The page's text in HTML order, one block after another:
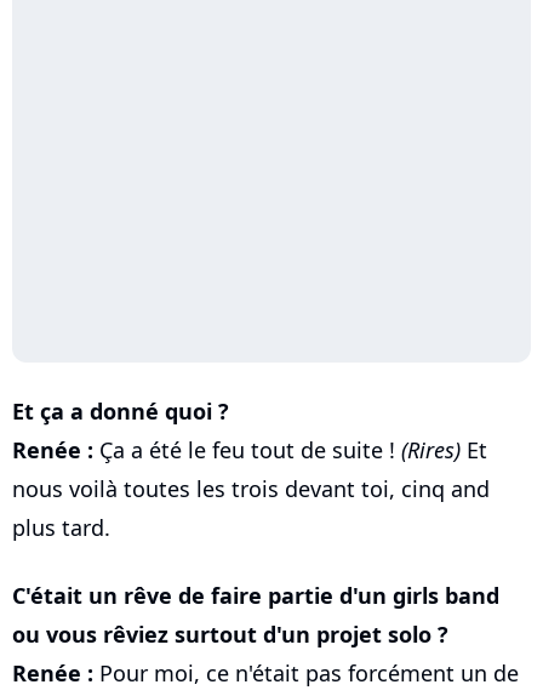
Et ça a donné quoi ?
Renée : Ça a été le feu tout de suite ! (Rires) Et
nous voilà toutes les trois devant toi, cinq and
plus tard.
C'était un rêve de faire partie d'un girls band
ou vous rêviez surtout d'un projet solo ?
Renée : Pour moi, ce n'était pas forcément un de